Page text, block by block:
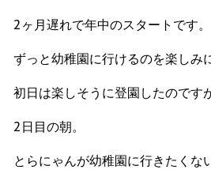
2ヶ月遅れで年中のスタートです。
ずっと幼稚園に行けるのを楽しみ
初日は楽しそうに登園したのですが
2日目の朝。
とらにゃんが幼稚園に行きたくな